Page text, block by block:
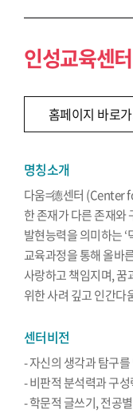
인성교육센터
홈페이지 바로
명칭소개
다움=德센터
한 존재가 다른 존재와
발현능력을 의미하는
교육과정을 통해 올바
사랑하고 책임지며, 꿈
위한 사려 깊고 인간다
센터비전
- 자신의 생각과 탐구
- 비판적 분석력과 구
- 학문적 글쓰기, 전공